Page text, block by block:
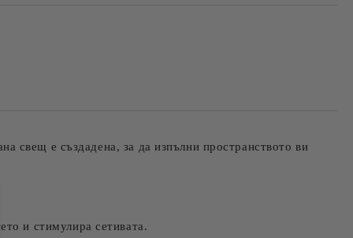
свещ е създадена, за да изпълни пространството ви
и стимулира сетивата.